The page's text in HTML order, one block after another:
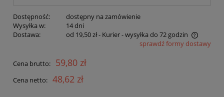
Dostępność:
dostępny na zamówienie
Wysyłka w:
14 dni
Dostawa:
od 19,50 zł- Kurier - wysyłka do 72 godzin
Cena nie zawiera ewentualnych kosztów płatnościsprawdź formy dostawy
Cena brutto: 59,80 zł
Cena netto: 48,62 zł